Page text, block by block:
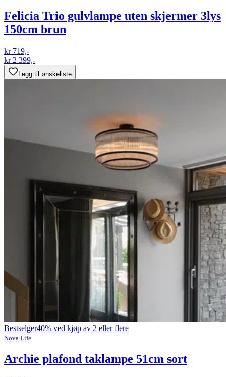
Felicia Trio gulvlampe uten skjermer 3lys
150cm brun
kr 719,-
kr 2 399,-
Legg til ønskeliste
Bestselger40% ved kjøp av 2 eller flere
Nova Life
Archie plafond taklampe 51cm sort